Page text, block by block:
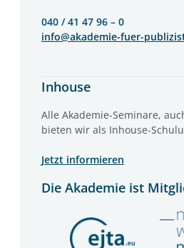
040 / 41 47 96 – 0
info@akademie-fuer-
Inhouse
Alle Akademie-Seminare,
bieten wir als Inhouse-
Jetzt informieren
Die Akademie ist